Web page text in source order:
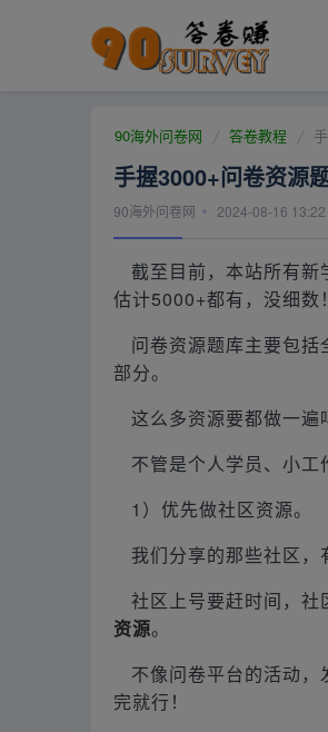
90海外问卷网 答卷教程
手握3000+问卷资源
90海外问卷网 2024-08-16 13:22
截至目前，本站所有
估计5000+都有，没细数！
问卷资源题库主要包
部分。
这么多资源要都做一遍
不管是个人学员、小工
1）优先做社区资源。
我们分享的那些社区，
社区上号要赶时间，社
资源。
不像问卷平台的活动
完就行！